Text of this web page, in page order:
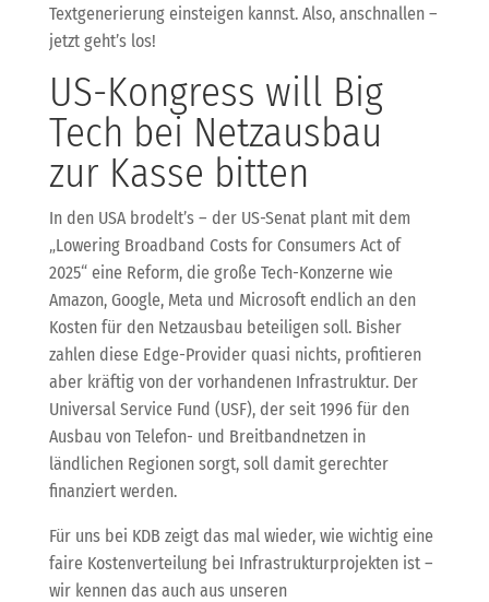
Textgenerierung einsteigen kannst. Also, anschnallen –
jetzt geht’s los!
US-Kongress will Big
Tech bei Netzausbau
zur Kasse bitten
In den USA brodelt’s – der US-Senat plant mit dem
„Lowering Broadband Costs for Consumers Act of
2025“ eine Reform, die große Tech-Konzerne wie
Amazon, Google, Meta und Microsoft endlich an den
Kosten für den Netzausbau beteiligen soll. Bisher
zahlen diese Edge-Provider quasi nichts, profitieren
aber kräftig von der vorhandenen Infrastruktur. Der
Universal Service Fund (USF), der seit 1996 für den
Ausbau von Telefon- und Breitbandnetzen in
ländlichen Regionen sorgt, soll damit gerechter
finanziert werden.
Für uns bei KDB zeigt das mal wieder, wie wichtig eine
faire Kostenverteilung bei Infrastrukturprojekten ist –
wir kennen das auch aus unseren